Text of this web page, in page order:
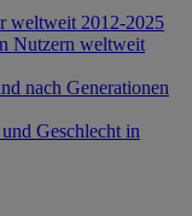
weltweit 2012-2025
Nutzern weltweit
nach Generationen
Geschlecht in